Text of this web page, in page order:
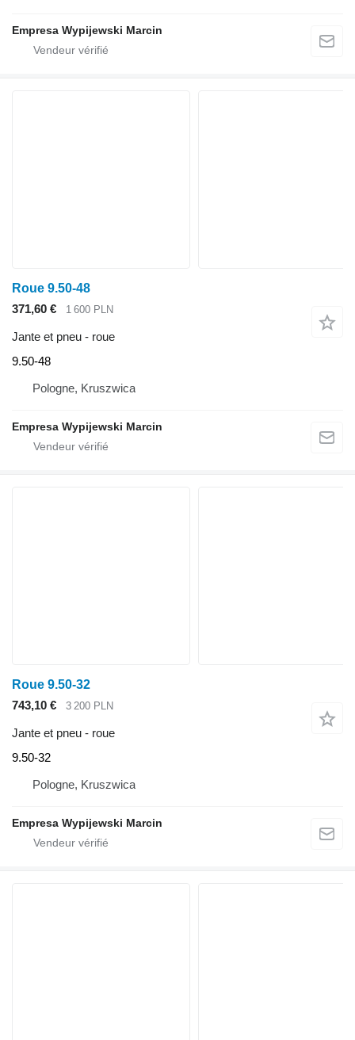
Empresa Wypijewski Marcin
Roue 9.50-48
371,60 €
1 600 PLN
Jante et pneu - roue
9.50-48
Pologne, Kruszwica
Empresa Wypijewski Marcin
Roue 9.50-32
743,10 €
3 200 PLN
Jante et pneu - roue
9.50-32
Pologne, Kruszwica
Empresa Wypijewski Marcin